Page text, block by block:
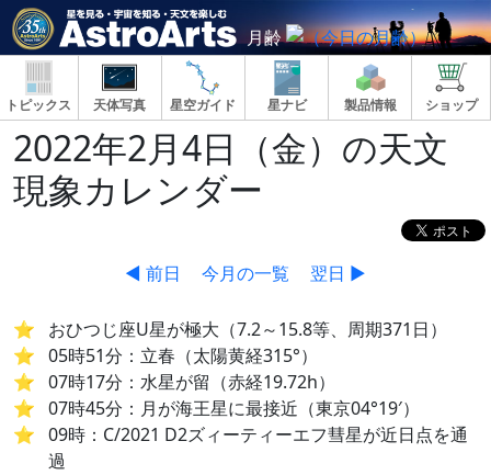
月齢
トピックス 天体写真 星空ガイド 星ナビ 製品情報 ショップ
2022年2月4日（金）の天文
現象カレンダー
◀ 前日 今月の一覧 翌日 ▶
おひつじ座U星が極大（7.2～15.8等、周期371日）
05時51分：立春（太陽黄経315°）
07時17分：水星が留（赤経19.72h）
07時45分：月が海王星に最接近（東京04°19′）
09時：C/2021 D2ズィーティーエフ彗星が近日点を通
過